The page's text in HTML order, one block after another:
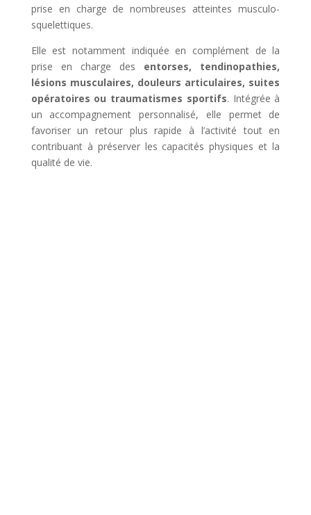
prise en charge de nombreuses atteintes musculo-
squelettiques.
Elle est notamment indiquée en complément de la
prise en charge des entorses, tendinopathies,
lésions musculaires, douleurs articulaires, suites
opératoires ou traumatismes sportifs. Intégrée à
un accompagnement personnalisé, elle permet de
favoriser un retour plus rapide à l’activité tout en
contribuant à préserver les capacités physiques et la
qualité de vie.